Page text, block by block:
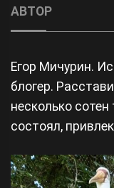
АВТОР
Егор Мичурин.
блогер.
несколько
состоял,